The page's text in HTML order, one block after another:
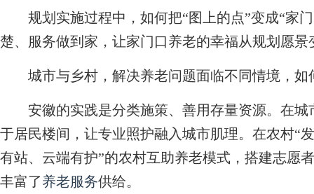
规划实施过程中，如何把“图上的点”变成“家
楚、服务做到家，让家门口养老的幸福从规划愿
城市与乡村，解决养老问题面临不同情境，如
安徽的实践是分类施策、善用存量资源。在城
于居民楼间，让专业照护融入城市肌理。在农村“
有站、云端有护”的农村互助养老模式，搭建志愿
丰富了养老服务供给。